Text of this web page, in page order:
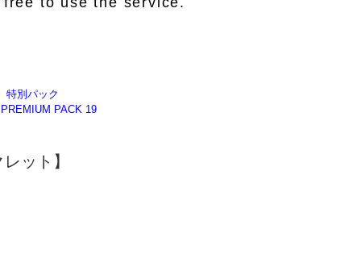
特別パック
PACK 19
ット】